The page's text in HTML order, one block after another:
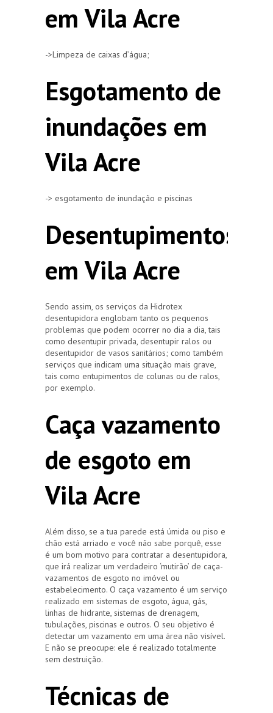
em Vila Acre
->Limpeza de caixas d’água;
Esgotamento de
inundações em
Vila Acre
-> esgotamento de inundação e piscinas
Desentupimentos
em Vila Acre
Sendo assim, os serviços da Hidrotex
desentupidora englobam tanto os pequenos
problemas que podem ocorrer no dia a dia, tais
como desentupir privada, desentupir ralos ou
desentupidor de vasos sanitários; como também
serviços que indicam uma situação mais grave,
tais como entupimentos de colunas ou de ralos,
por exemplo.
Caça vazamento
de esgoto em
Vila Acre
Além disso, se a tua parede está úmida ou piso e
chão está arriado e você não sabe porquê, esse
é um bom motivo para contratar a desentupidora,
que irá realizar um verdadeiro ‘mutirão’ de caça-
vazamentos de esgoto no imóvel ou
estabelecimento. O caça vazamento é um serviço
realizado em sistemas de esgoto, água, gás,
linhas de hidrante, sistemas de drenagem,
tubulações, piscinas e outros. O seu objetivo é
detectar um vazamento em uma área não visível.
E não se preocupe: ele é realizado totalmente
sem destruição.
Técnicas de